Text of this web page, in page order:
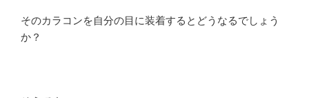
そのカラコンを自分の目に装着するとどうなるでしょう
か？